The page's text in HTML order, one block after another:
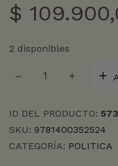
$
2 disponibles
BATALLA
AMPLIADA)
cantidad
ID DEL PRODUCTO:
SKU: 9781400352524
CATEGORÍA: POLITICA